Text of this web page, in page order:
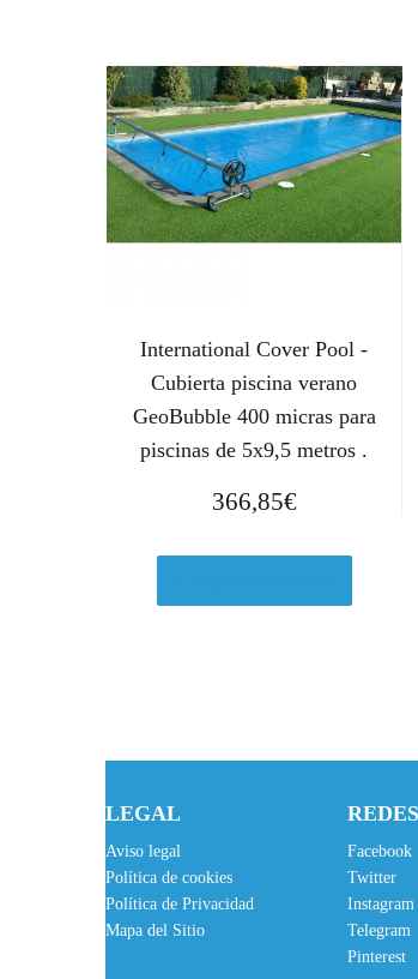
International Cover Pool -
Cubierta piscina verano
GeoBubble 400 micras para
piscinas de 5x9,5 metros .
366,85€
LEGAL
Aviso legal
Política de cookies
Política de Privacidad
Mapa del Sitio
Facebook
Twitter
Instagram
Telegram
Pinterest